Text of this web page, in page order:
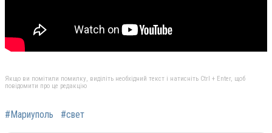
Якщо ви помітили помилку, виділіть необхідний текст і натисніть Ctrl + Enter, щоб
повідомити про це редакцію
#Мариуполь #свет